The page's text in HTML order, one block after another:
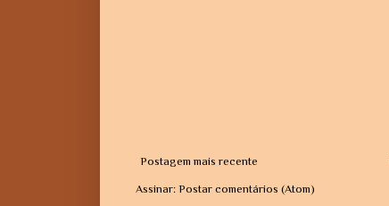
Postagem mais recente
Assinar: Postar comentários (Atom)